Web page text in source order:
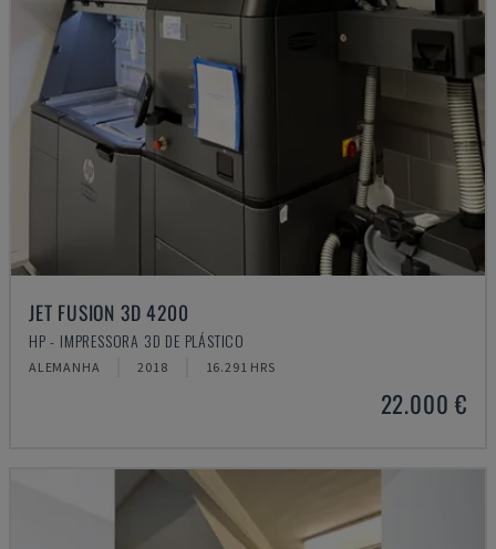
JET FUSION 3D 4200
HP - IMPRESSORA 3D DE PLÁSTICO
ALEMANHA 2018 16.291 HRS
22.000 €